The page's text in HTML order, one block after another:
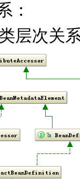
：
层次关